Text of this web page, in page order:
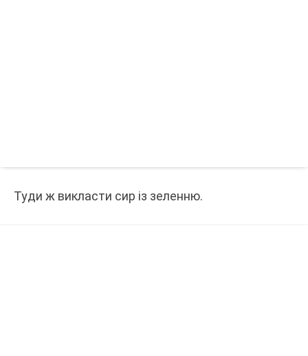
Туди ж викласти сир із зеленню.